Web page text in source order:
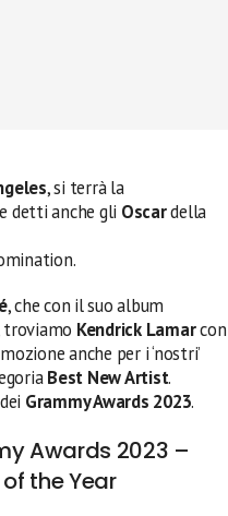
, si terrà la
detti anche gli Oscardella
, che con il suo album
troviamo Kendrick Lamarcon
anche per i ‘nostri’
Best New Artist.
Grammy Awards 2023.
Awards 2023 –
the Year